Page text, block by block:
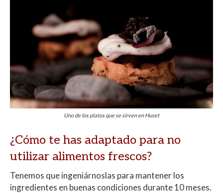
Uno de los platos que se sirven en Huset
¿Cómo te has adaptado para no
utilizar alimentos frescos?
Tenemos que ingeniárnoslas para mantener los
ingredientes en buenas condiciones durante 10 meses.